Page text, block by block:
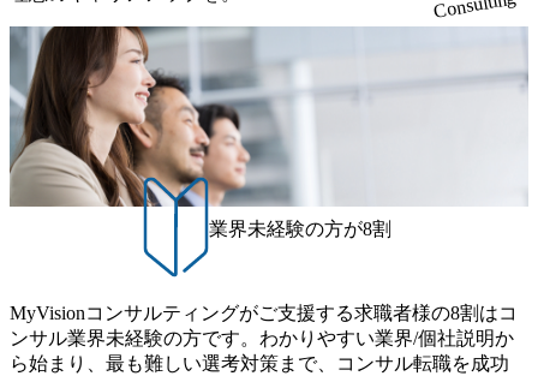
に出会えました。 コンサルティングファームに絞る前に、
他の職種に関してももっと検討してみてもよかったかなと
感じています。とはいえ年収アップの目標も達成できて、
今回の転職は大満足です。後悔はしていません。 転職前は
年収700万円、転職後は年収950万円になりました。 年収の
大幅アップが実現できてとても満足です。マネージャーラ
ンクに上がると給料がさらに上がるので、そこを目指して
精進していきたいと思っています。
業界未経験の方が8割
MyVisionコンサルティングがご支援する求職者様の8割はコ
ンサル業界未経験の方です。わかりやすい業界/個社説明か
ら始まり、最も難しい選考対策まで、コンサル転職を成功